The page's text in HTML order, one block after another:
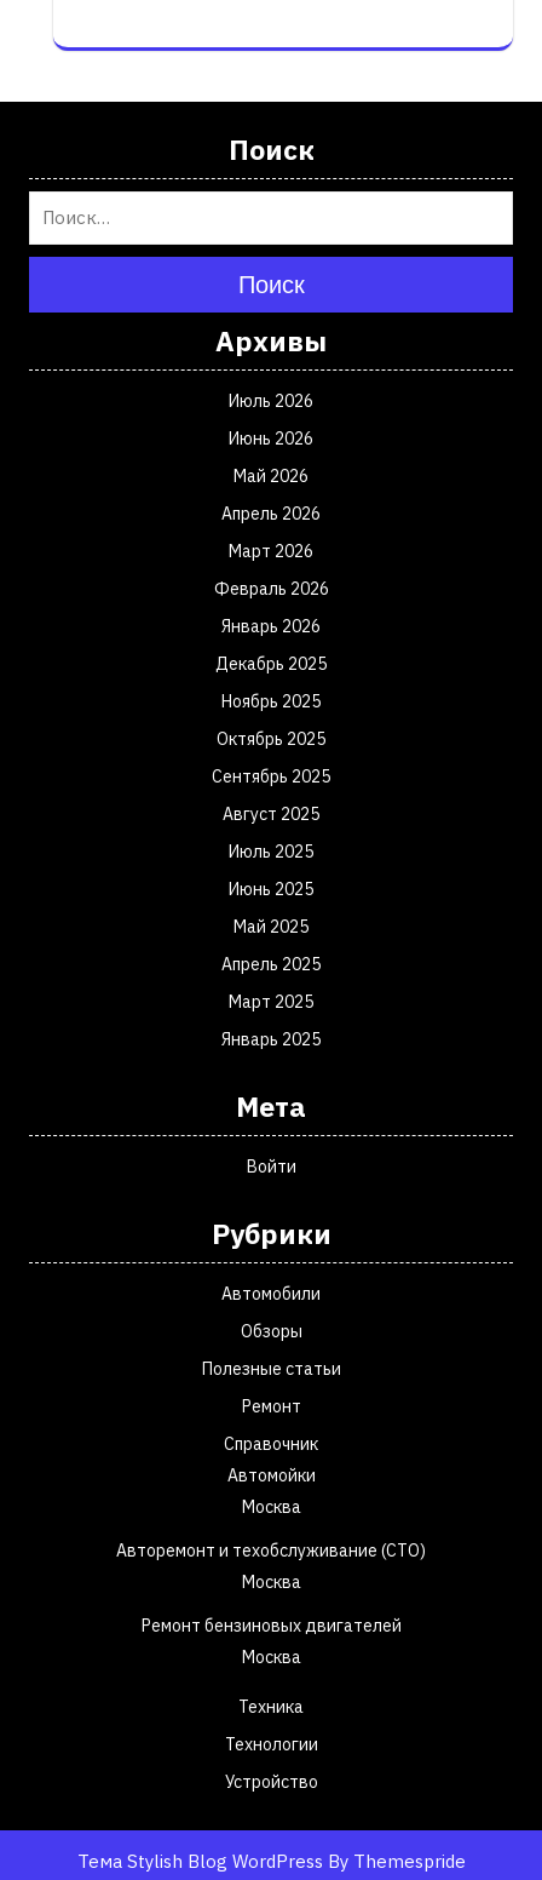
Поиск
Поиск
Архивы
Июль 2026
Июнь 2026
Май 2026
Апрель 2026
Март 2026
Февраль 2026
Январь 2026
Декабрь 2025
Ноябрь 2025
Октябрь 2025
Сентябрь 2025
Август 2025
Июль 2025
Июнь 2025
Май 2025
Апрель 2025
Март 2025
Январь 2025
Мета
Войти
Рубрики
Автомобили
Обзоры
Полезные статьи
Ремонт
Справочник
Автомойки
Москва
Авторемонт и техобслуживание (СТО)
Москва
Ремонт бензиновых двигателей
Москва
Техника
Технологии
Устройство
Тема Stylish Blog WordPress By Themespride